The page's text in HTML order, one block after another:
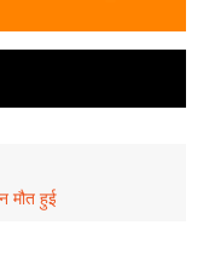
मौत हुई